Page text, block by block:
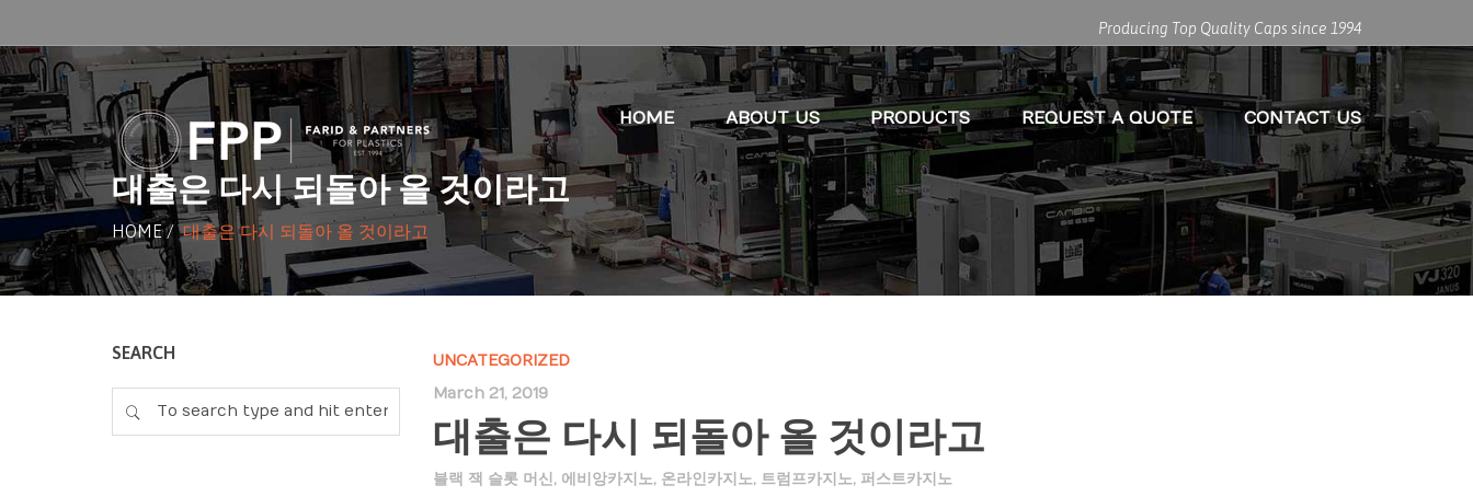
Producing Top Quality Caps since 1994
HOME ABOUT US PRODUCTS REQUEST A QUOTE CONTACT US
대출은 다시 되돌아 올 것이라고
HOME/대출은 다시 되돌아 올 것이라고
UNCATEGORIZED
March 21, 2019
대출은 다시 되돌아 올 것이라고
블랙 잭 슬롯 머신, 에비앙카지노, 온라인카지노, 트럼프카지노, 퍼스트카지노
SEARCH